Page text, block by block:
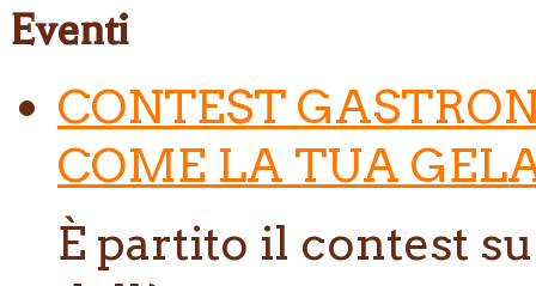
Eventi
CONTEST
COME LA TUA
È partito il contest